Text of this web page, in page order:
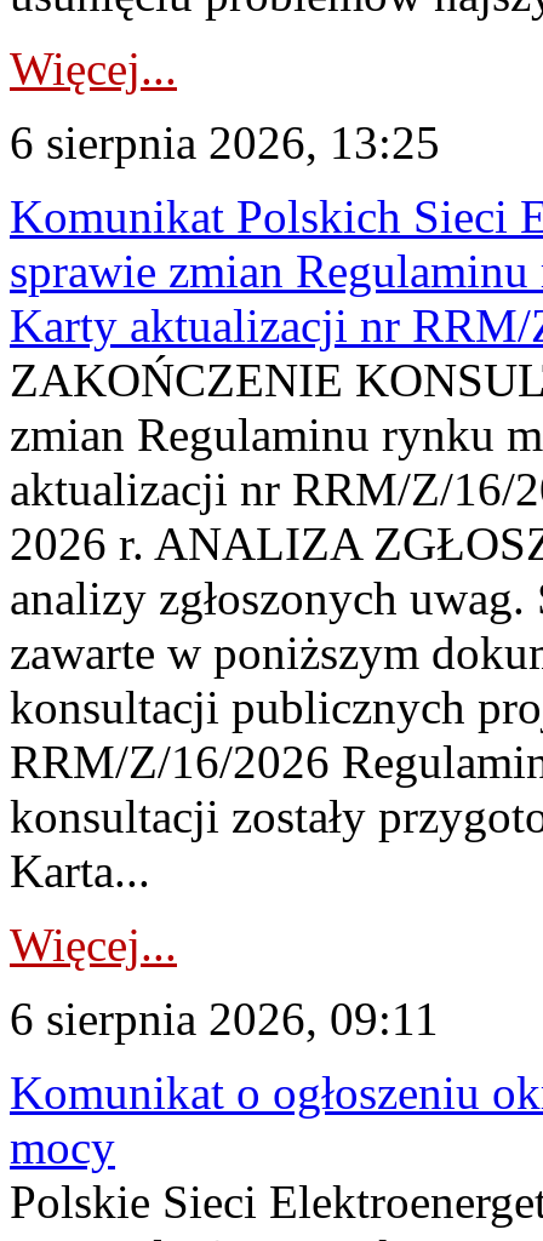
Więcej...
6 sierpnia 2026, 13:25
Komunikat Polskich Sieci
sprawie zmian
Karty aktualizacji nr
ZAKOŃCZENIE
zmian Regulaminu rynku
aktualizacji nr RRM/Z/16/
2026 r. ANALIZA
analizy zgłoszonych
zawarte w poniższym
konsultacji publicznych
RRM/Z/16/2026
konsultacji zostały
Karta...
Więcej...
6 sierpnia 2026, 09:11
Komunikat o ogłoszeniu
mocy
Polskie Sieci